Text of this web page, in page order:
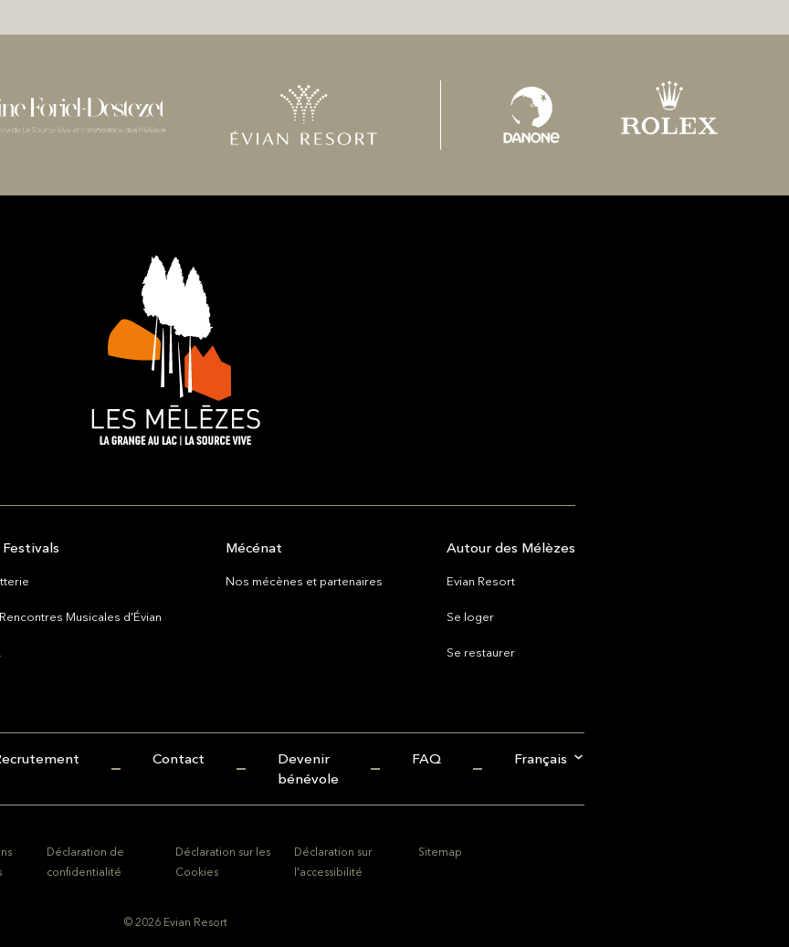
Festivals
Musicales d'Évian
Mécénat
Nos mécènes et partenaires
Autour des Mélèzes
Evian Resort
Se loger
Se restaurer
Contact
Devenir
bénévole
FAQ Français
Déclaration de
confidentialité
Déclaration sur les
Cookies
Déclaration sur
l'accessibilité
Sitemap
© 2026 Evian Resort